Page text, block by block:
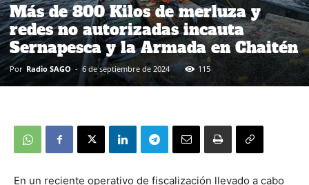
Más de 800 Kilos de merluza y
redes no autorizadas incauta
Sernapesca y la Armada en Chaitén
Por Radio SAGO - 6 de septiembre de 2024 115
En un reciente operativo de fiscalización llevado a cabo